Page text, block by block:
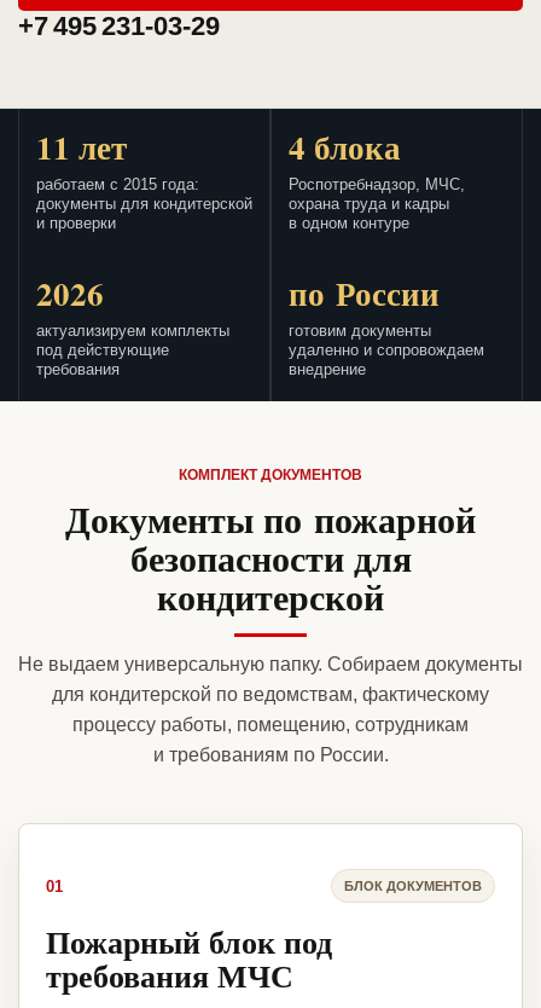
+7 495 231-03-29
11 лет
работаем с 2015 года:
документы для кондитерской
и проверки
4 блока
Роспотребнадзор, МЧС,
охрана труда и кадры
в одном контуре
2026
актуализируем комплекты
под действующие
требования
по России
готовим документы
удаленно и сопровождаем
внедрение
КОМПЛЕКТ ДОКУМЕНТОВ
Документы по пожарной
безопасности для
кондитерской
Не выдаем универсальную папку. Собираем документы
для кондитерской по ведомствам, фактическому
процессу работы, помещению, сотрудникам
и требованиям по России.
01 БЛОК ДОКУМЕНТОВ
Пожарный блок под
требования МЧС